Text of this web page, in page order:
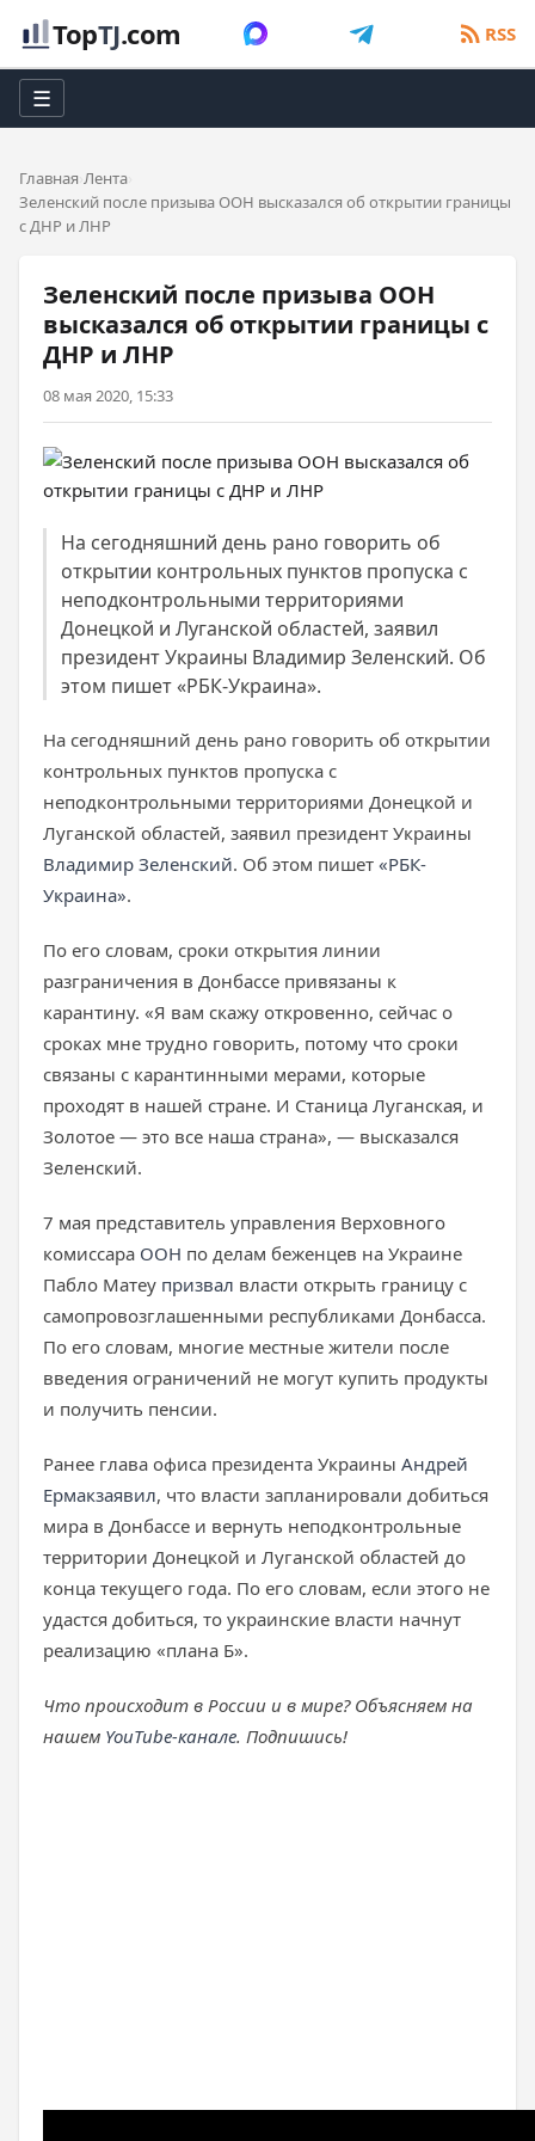
TopTJ.com RSS
☰
Главная Лента
Зеленский после призыва ООН высказался об открытии границы
с ДНР и ЛНР
Зеленский после призыва ООН
высказался об открытии границы с
ДНР и ЛНР
08 мая 2020, 15:33
На сегодняшний день рано говорить об
открытии контрольных пунктов пропуска с
неподконтрольными территориями
Донецкой и Луганской областей, заявил
президент Украины Владимир Зеленский. Об
этом пишет «РБК-Украина».
На сегодняшний день рано говорить об открытии
контрольных пунктов пропуска с
неподконтрольными территориями Донецкой и
Луганской областей, заявил президент Украины
Владимир Зеленский. Об этом пишет «РБК-
Украина».
По его словам, сроки открытия линии
разграничения в Донбассе привязаны к
карантину. «Я вам скажу откровенно, сейчас о
сроках мне трудно говорить, потому что сроки
связаны с карантинными мерами, которые
проходят в нашей стране. И Станица Луганская, и
Золотое — это все наша страна», — высказался
Зеленский.
7 мая представитель управления Верховного
комиссара ООН по делам беженцев на Украине
Пабло Матеу призвал власти открыть границу с
самопровозглашенными республиками Донбасса.
По его словам, многие местные жители после
введения ограничений не могут купить продукты
и получить пенсии.
Ранее глава офиса президента Украины Андрей
Ермакзаявил, что власти запланировали добиться
мира в Донбассе и вернуть неподконтрольные
территории Донецкой и Луганской областей до
конца текущего года. По его словам, если этого не
удастся добиться, то украинские власти начнут
реализацию «плана Б».
Что происходит в России и в мире? Объясняем на
нашем YouTube-канале. Подпишись!